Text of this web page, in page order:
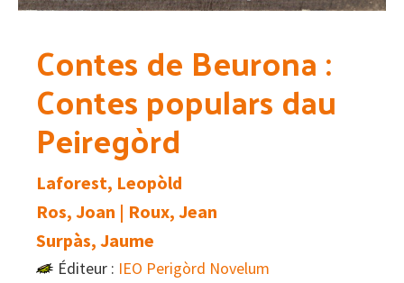
Contes de Beurona :
Contes populars dau
Peiregòrd
Laforest, Leopòld
Ros, Joan | Roux, Jean
Surpàs, Jaume
Éditeur : IEO Perigòrd Novelum